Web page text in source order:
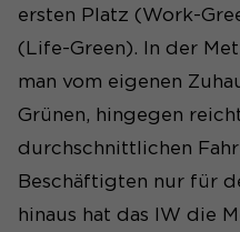
ersten Platz (Work-
(Life-Green). In der
man vom eigenen
Grünen, hingegen
durchschnittlichen
Beschäftigten nur für
hinaus hat das IW die